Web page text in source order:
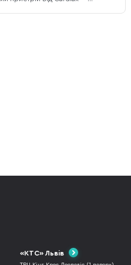
«КТС» Львів